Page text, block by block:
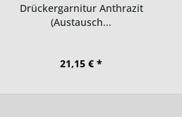
Drückergarnitur Anthrazit
(Austausch...
21,15 € *